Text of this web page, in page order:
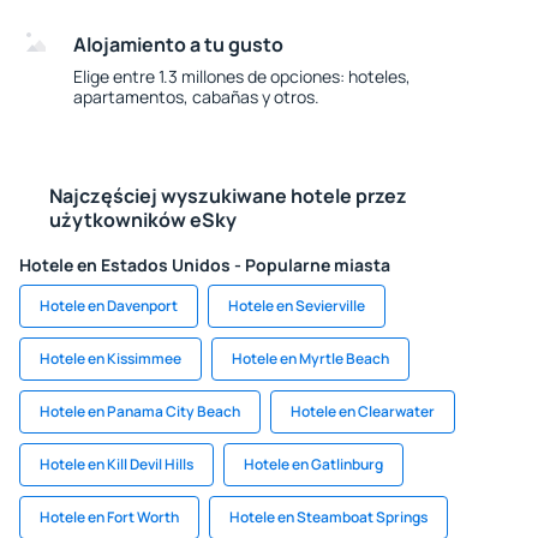
Alojamiento a tu gusto
Elige entre 1.3 millones de opciones: hoteles,
apartamentos, cabañas y otros.
Najczęściej wyszukiwane hotele przez
użytkowników eSky
Hotele en Estados Unidos - Popularne miasta
Hotele en Davenport Hotele en Sevierville
Hotele en Kissimmee Hotele en Myrtle Beach
Hotele en Panama City Beach Hotele en Clearwater
Hotele en Kill Devil Hills Hotele en Gatlinburg
Hotele en Fort Worth Hotele en Steamboat Springs